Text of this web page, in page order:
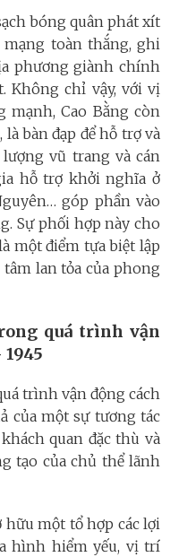
bóng quân phát xít
toàn thắng, ghi
phương giành chính
Không chỉ vậy, với vị
Cao Bằng còn
bàn đạp để hỗ trợ và
vũ trang và cán
hỗ trợ khởi nghĩa ở
góp phần vào
Sự phối hợp này cho
một điểm tựa biệt lập
lan tỏa của phong
quá trình vận
trình vận động cách
của một sự tương tác
quan đặc thù và
tạo của chủ thể lãnh
hữu một tổ hợp các lợi
hình hiểm yếu, vị trí